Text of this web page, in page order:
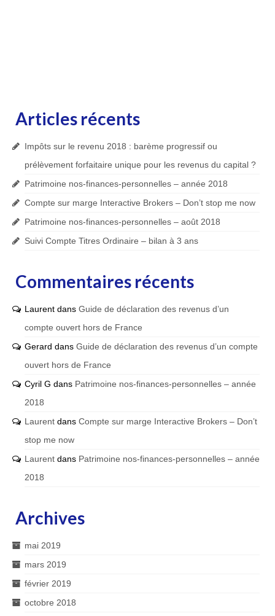
Articles récents
Impôts sur le revenu 2018 : barème progressif ou
prélèvement forfaitaire unique pour les revenus du capital ?
Patrimoine nos-finances-personnelles – année 2018
Compte sur marge Interactive Brokers – Don’t stop me now
Patrimoine nos-finances-personnelles – août 2018
Suivi Compte Titres Ordinaire – bilan à 3 ans
Commentaires récents
Laurent dans Guide de déclaration des revenus d’un
compte ouvert hors de France
Gerard dans Guide de déclaration des revenus d’un compte
ouvert hors de France
Cyril G dans Patrimoine nos-finances-personnelles – année
2018
Laurent dans Compte sur marge Interactive Brokers – Don’t
stop me now
Laurent dans Patrimoine nos-finances-personnelles – année
2018
Archives
mai 2019
mars 2019
février 2019
octobre 2018